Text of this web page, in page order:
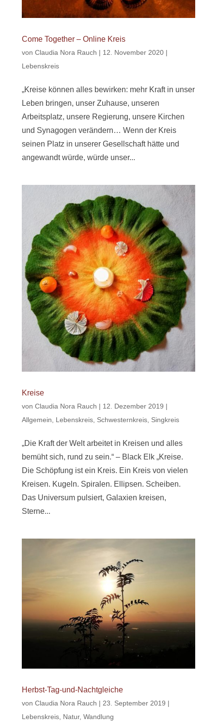
Come Together – Online Kreis
von Claudia Nora Rauch | 12. November 2020|
Lebenskreis
„Kreise können alles bewirken: mehr Kraft in unser
Leben bringen, unser Zuhause, unseren
Arbeitsplatz, unsere Regierung, unsere Kirchen
und Synagogen verändern… Wenn der Kreis
seinen Platz in unserer Gesellschaft hätte und
angewandt würde, würde unser...
Kreise
von Claudia Nora Rauch | 12. Dezember 2019 |
Allgemein
Lebenskreis, Schwesternkreis, Singkreis
„Die Kraft der Welt arbeitet in Kreisen und alles
bemüht sich, rund zu sein.“ – Black Elk „Kreise.
Die Schöpfung ist ein Kreis. Ein Kreis von vielen
Kreisen. Kugeln. Spiralen. Ellipsen. Scheiben.
Das Universum pulsiert, Galaxien kreisen,
Sterne...
Herbst-Tag-und-Nachtgleiche
von Claudia Nora Rauch | 23. September 2019 |
Lebenskreis, Natur, Wandlung